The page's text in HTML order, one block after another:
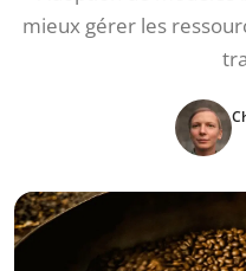
mieux gérer les